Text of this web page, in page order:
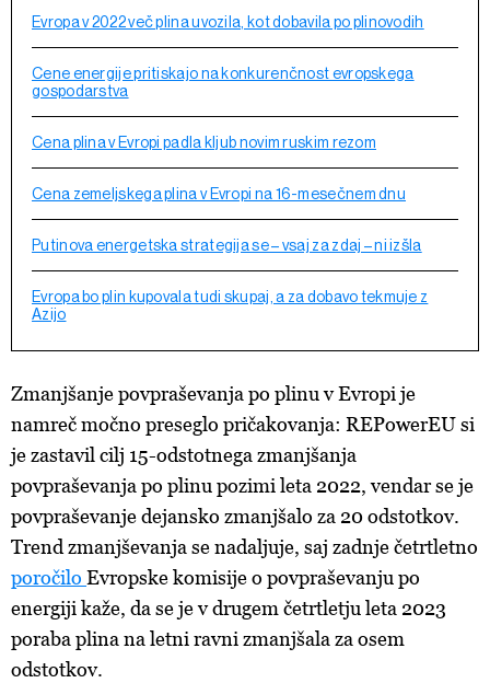
Evropa v 2022 več plina uvozila, kot dobavila po plinovodih
Cene energije pritiskajo na konkurenčnost evropskega
gospodarstva
Cena plina v Evropi padla kljub novim ruskim rezom
Cena zemeljskega plina v Evropi na 16-mesečnem dnu
Putinova energetska strategija se – vsaj za zdaj – ni izšla
Evropa bo plin kupovala tudi skupaj, a za dobavo tekmuje z
Azijo
Zmanjšanje povpraševanja po plinu v Evropi je
namreč močno preseglo pričakovanja: REPowerEU si
je zastavil cilj 15-odstotnega zmanjšanja
povpraševanja po plinu pozimi leta 2022, vendar se je
povpraševanje dejansko zmanjšalo za 20 odstotkov.
Trend zmanjševanja se nadaljuje, saj zadnje četrtletno
poročilo Evropske komisije o povpraševanju po
energiji kaže, da se je v drugem četrtletju leta 2023
poraba plina na letni ravni zmanjšala za osem
odstotkov.